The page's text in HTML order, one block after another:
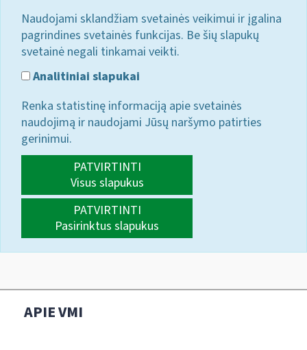
Naudojami sklandžiam svetainės veikimui ir įgalina
pagrindines svetainės funkcijas. Be šių slapukų
svetainė negali tinkamai veikti.
Analitiniai slapukai
Renka statistinę informaciją apie svetainės
naudojimą ir naudojami Jūsų naršymo patirties
gerinimui.
PATVIRTINTI
Visus slapukus
PATVIRTINTI
Pasirinktus slapukus
APIE VMI